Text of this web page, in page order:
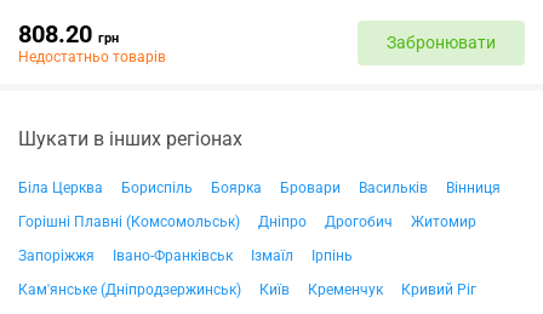
808.20 грн
Недостатньо товарів
Забронювати
Шукати в інших регіонах
Біла Церква Бориспіль Боярка Бровари Васильків
Вінниця
Горішні Плавні (Комсомольськ)
Дніпро Дрогобич
Житомир
Запоріжжя
Івано-Франківськ Ізмаїл
Ірпінь
Кам'янське (Дніпродзержинськ)
Київ Кременчук
Кривий Ріг